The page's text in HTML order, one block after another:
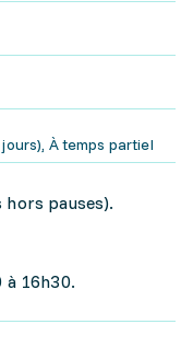
À temps partiel
pauses).
à 16h30.